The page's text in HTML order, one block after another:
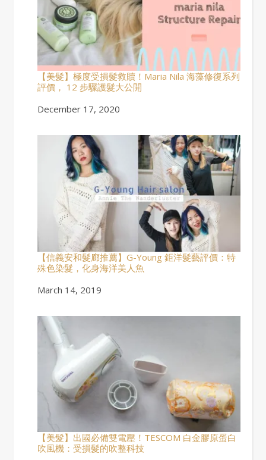
【美髮】極度受損髮救贖！Maria Nila 海藻修復系列
評價， 12 步驟護髮大公開
Date
December 17, 2020
【信義安和髮廊推薦】G-Young 鉅洋髮藝評價：特
殊色染髮，化身海洋美人魚
Date
March 14, 2019
【美髮】出國必備雙電壓！TESCOM 白金膠原蛋白
吹風機：受損髮的吹整科技